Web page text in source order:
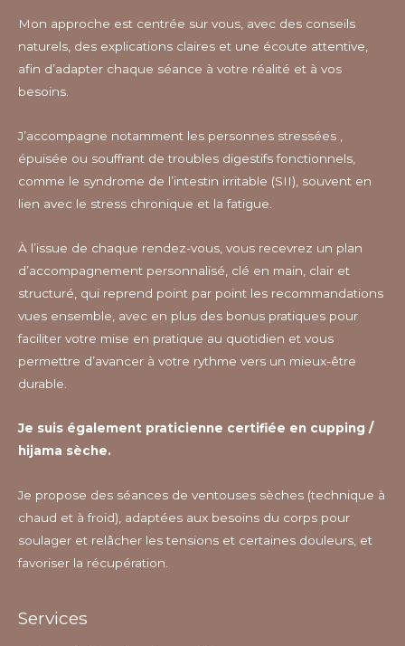
Mon approche est centrée sur vous, avec des conseils
naturels, des explications claires et une écoute attentive,
afin d’adapter chaque séance à votre réalité et à vos
besoins.
J’accompagne notamment les personnes stressées ,
épuisée ou souffrant de troubles digestifs fonctionnels,
comme le syndrome de l’intestin irritable (SII), souvent en
lien avec le stress chronique et la fatigue.
À l’issue de chaque rendez-vous, vous recevrez un plan
d’accompagnement personnalisé, clé en main, clair et
structuré, qui reprend point par point les recommandations
vues ensemble, avec en plus des bonus pratiques pour
faciliter votre mise en pratique au quotidien et vous
permettre d’avancer à votre rythme vers un mieux-être
durable.
Je suis également praticienne certifiée en cupping /
hijama sèche.
Je propose des séances de ventouses sèches (technique à
chaud et à froid), adaptées aux besoins du corps pour
soulager et relâcher les tensions et certaines douleurs, et
favoriser la récupération.
Services